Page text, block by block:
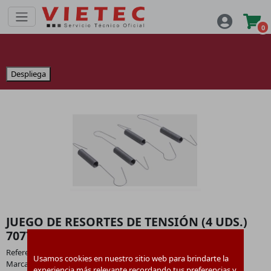
Usamos cookies en nuestro sitio web para brindarte la
0
Despliega
JUEGO DE RESORTES DE TENSIÓN (4 UDS.)
7077973
Referencia:
Marca:
Viessmann